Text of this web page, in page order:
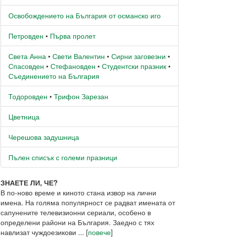
Освобождението на България от османско иго
Петровден • Първа пролет
Света Анна • Свети Валентин • Сирни заговезни •
Спасовден • Стефановден • Студентски празник •
Съединението на България
Тодоровден • Трифон Зарезан
Цветница
Черешова задушница
Пълен списък с големи празници
ЗНАЕТЕ ЛИ, ЧЕ?
В по-ново време и киното стана извор на лични
имена. На голяма популярност се радват имената от
сапунените телевизионни сериали, особено в
определени райони на България. Заедно с тях
навлизат чуждоезикови ... [повече]